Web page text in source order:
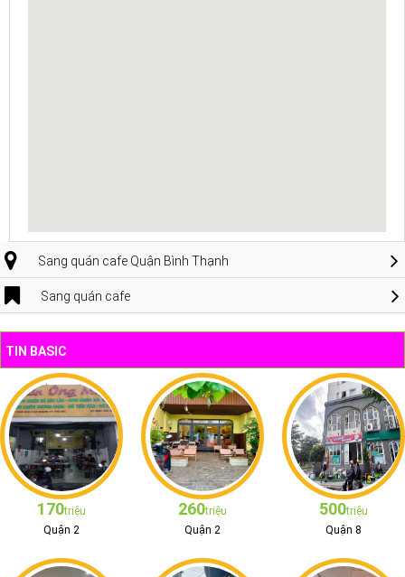
Sang quán cafe Quận Bình Thạnh
Sang quán cafe
TIN BASIC
170triệu
Quận 2
260triệu
Quận 2
500triệu
Quận 8